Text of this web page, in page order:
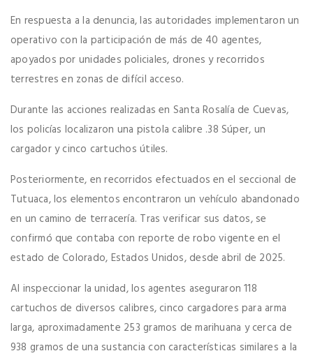
En respuesta a la denuncia, las autoridades implementaron un
operativo con la participación de más de 40 agentes,
apoyados por unidades policiales, drones y recorridos
terrestres en zonas de difícil acceso.
Durante las acciones realizadas en Santa Rosalía de Cuevas,
los policías localizaron una pistola calibre .38 Súper, un
cargador y cinco cartuchos útiles.
Posteriormente, en recorridos efectuados en el seccional de
Tutuaca, los elementos encontraron un vehículo abandonado
en un camino de terracería. Tras verificar sus datos, se
confirmó que contaba con reporte de robo vigente en el
estado de Colorado, Estados Unidos, desde abril de 2025.
Al inspeccionar la unidad, los agentes aseguraron 118
cartuchos de diversos calibres, cinco cargadores para arma
larga, aproximadamente 253 gramos de marihuana y cerca de
938 gramos de una sustancia con características similares a la